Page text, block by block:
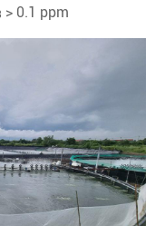
> 0.1 ppm